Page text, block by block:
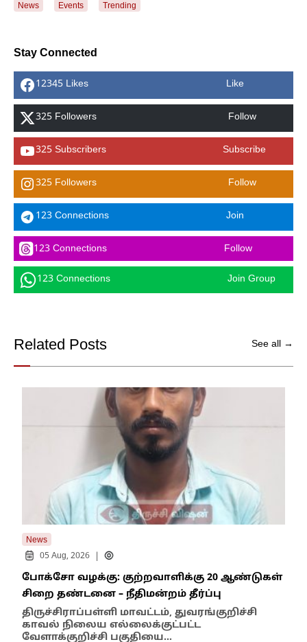
News Events Trending
Stay Connected
12345 Likes Like
325 Followers Follow
325 Subscribers Subscribe
325 Followers Follow
123 Connections Join
123 Connections Follow
123 Connections Join Group
Related Posts See all →
News
05 Aug, 2026
போக்சோ வழக்கு: குற்றவாளிக்கு 20 ஆண்டுகள்
சிறை தண்டனை – நீதிமன்றம் தீர்ப்பு
திருச்சிராப்பள்ளி மாவட்டம், துவரங்குறிச்சி
காவல் நிலைய எல்லைக்குட்பட்ட
வேளாக்குறிச்சி பகுதியை…